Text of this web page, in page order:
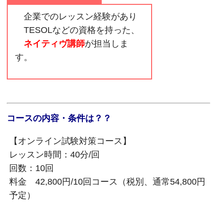
企業でのレッスン経験があり
TESOLなどの資格を持った、
ネイティヴ講師が担当しま
す。
コースの内容・条件は？？
【オンライン試験対策コース】
レッスン時間：40分/回
回数：10回
料金 42,800円/10回コース（税別、通常54,800円
予定）